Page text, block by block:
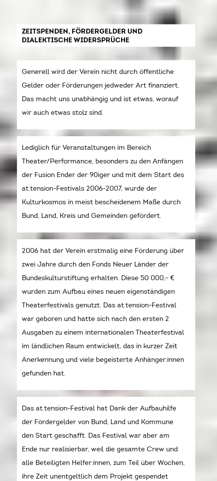
ZEITSPENDEN, FÖRDERGELDER UND
DIALEKTISCHE WIDERSPRÜCHE
Generell wird der Verein nicht durch öffentliche
Gelder oder Förderungen jedweder Art finanziert.
Das macht uns unabhängig und ist etwas, worauf
wir auch etwas stolz sind.
Lediglich für Veranstaltungen im Bereich
Theater/Performance, besonders zu den Anfängen
der Fusion Ender der 90iger und mit dem Start des
at.tension-Festivals 2006-2007, wurde der
Kulturkosmos in meist bescheidenem Maße durch
Bund, Land, Kreis und Gemeinden gefördert.
2006 hat der Verein erstmalig eine Förderung über
zwei Jahre durch den Fonds Neuer Länder der
Bundeskulturstiftung erhalten. Diese 50 000,- €
wurden zum Aufbau eines neuen eigenständigen
Theaterfestivals genutzt. Das at.tension-Festival
war geboren und hatte sich nach den ersten 2
Ausgaben zu einem internationalen Theaterfestival
im ländlichen Raum entwickelt, das in kurzer Zeit
Anerkennung und viele begeisterte Anhänger:innen
gefunden hat.
Das at.tension-Festival hat Dank der Aufbauhilfe
der Fördergelder von Bund, Land und Kommune
den Start geschafft. Das Festival war aber am
Ende nur realisierbar, weil die gesamte Crew und
alle Beteiligten Helfer:innen, zum Teil über Wochen,
ihre Zeit unentgeltlich dem Projekt gespendet